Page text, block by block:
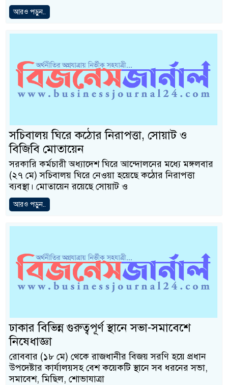
আরও পড়ুন..
সচিবালয় ঘিরে কঠোর নিরাপত্তা, সোয়াট ও
বিজিবি মোতায়েন
সরকারি কর্মচারী অধ্যাদেশ ঘিরে আন্দোলনের মধ্যে মঙ্গলবার
(২৭ মে) সচিবালয় ঘিরে নেওয়া হয়েছে কঠোর নিরাপত্তা
ব্যবস্থা। মোতায়েন রয়েছে সোয়াট ও
আরও পড়ুন..
ঢাকার বিভিন্ন গুরুত্বপূর্ণ স্থানে সভা-সমাবেশে
নিষেধাজ্ঞা
রোববার (১৮ মে) থেকে রাজধানীর বিজয় সরণি হয়ে প্রধান
উপদেষ্টার কার্যালয়সহ বেশ কয়েকটি স্থানে সব ধরনের সভা,
সমাবেশ, মিছিল, শোভাযাত্রা